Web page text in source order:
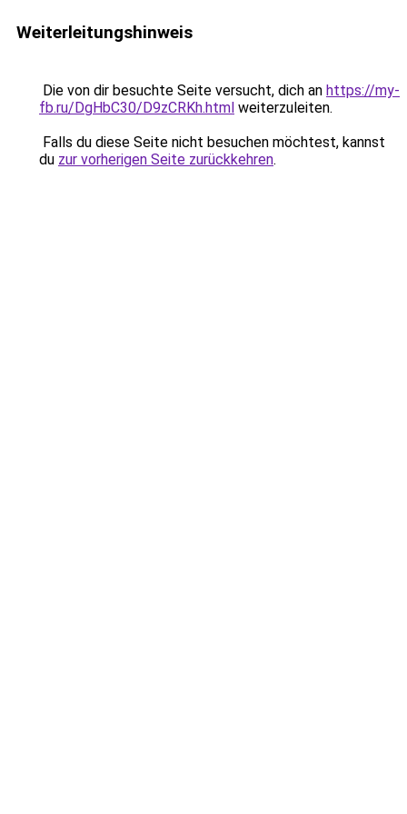
Weiterleitungshinweis
Die von dir besuchte Seite versucht, dich an https://my-
fb.ru/DgHbC30/D9zCRKh.html weiterzuleiten.
Falls du diese Seite nicht besuchen möchtest, kannst
du zur vorherigen Seite zurückkehren.